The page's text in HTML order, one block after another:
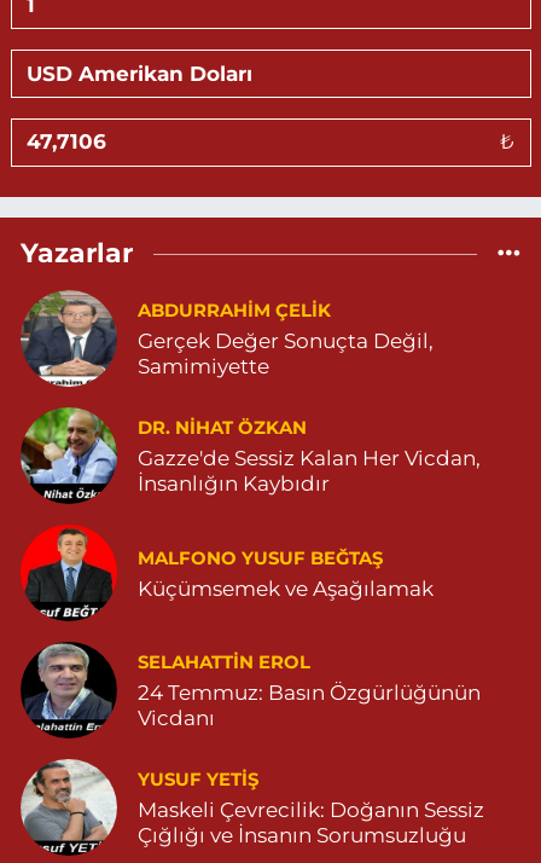
Göktürk Eczanesi
ÖZEL CİHANPOL HASTANESİ YANI YENİKENT MAHALLESİ 20.
CADDE NO:4 B. ÖZEL CİHANPOL HASTANESİ YANI-YENİKENT
MAHALLESİ 04825026482
0 (482) 502 64 82 Yol Tarifi Al
Sevlim Eczanesi
YENİ MAHALLE 514 SOKAK NO:36 ÇEÇEN MEZARLIĞININ 300
0 (482) 313 07 47 Yol Tarifi Al
Sarohan Eczanesi
ZEYTNPINAR MAHALLESİ ROJ CADDESİ NO:30 A derik devlet
hastanesi karşısı 05425113484
0 (542) 511 34 84 Yol Tarifi Al
Eymen Eczanesi
POYRAZ MAHALLE MEVLANA SOKAK NO:5A 05343032144
0 (534) 303 21 44 Yol Tarifi Al
Yeni Eczanesi
YENİ MAHALLE 3086 SOKAK NO:2 4 04825413156
0 (482) 541 31 56 Yol Tarifi Al
İlknur Eczanesi
GÜL MAH. VATAN CAD. NO:2A 04825911091
0 (482) 591 10 91
₺
Yazarlar
ABDURRAHIM ÇELİK
Gerçek Değer Sonuçta Değil,
Samimiyette
DR. NIHAT ÖZKAN
Gazze'de Sessiz Kalan Her Vicdan,
İnsanlığın Kaybıdır
MALFONO YUSUF BEĞTAŞ
Küçümsemek ve Aşağılamak
SELAHATTIN EROL
24 Temmuz: Basın Özgürlüğünün
Vicdanı
YUSUF YETİŞ
Maskeli Çevrecilik: Doğanın Sessiz
Çığlığı ve İnsanın Sorumsuzluğu